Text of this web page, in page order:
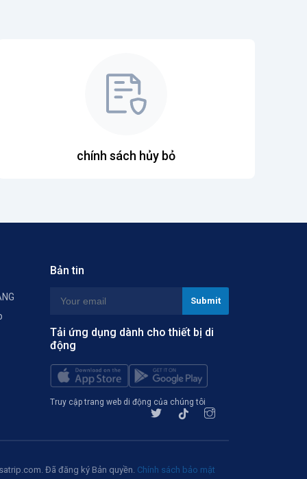
chính sách hủy bỏ
Bản tin
Tải ứng dụng dành cho thiết bị di
động
Truy cập trang web di động của chúng tôi
Đã đăng ký Bản quyền. Chính sách bảo mật